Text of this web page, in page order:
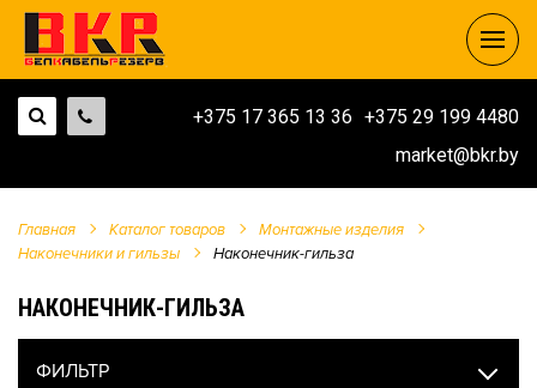
+375 29 199 4480
+375 17 365 13 36
market@bkr.by
Главная Каталог товаров
Монтажные изделия
Наконечники и гильзы
Наконечник-гильза
НАКОНЕЧНИК-ГИЛЬЗА
ФИЛЬТР